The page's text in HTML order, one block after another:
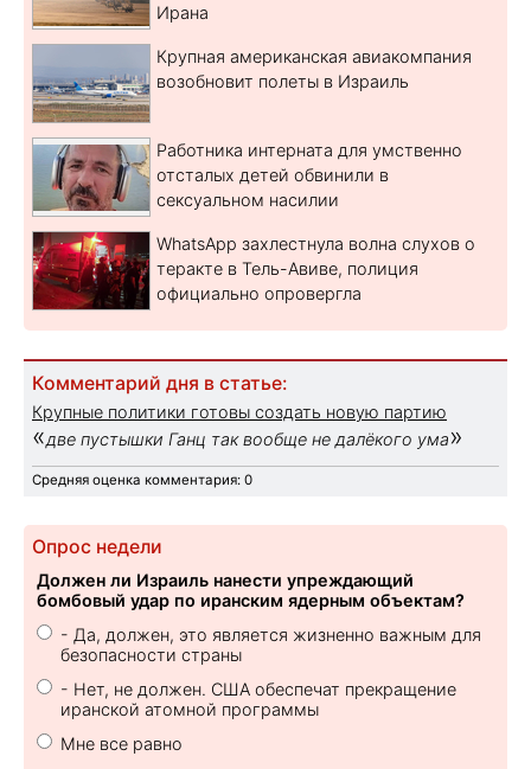
Ирана
Крупная американская авиакомпания
возобновит полеты в Израиль
Работника интерната для умственно
отсталых детей обвинили в
сексуальном насилии
WhatsApp захлестнула волна слухов о
теракте в Тель-Авиве, полиция
официально опровергла
Комментарий дня в статье:
Крупные политики готовы создать новую партию
«две пустышки Ганц так вообще не далёкого ума»
Средняя оценка комментария: 0
Опрос недели
Должен ли Израиль нанести упреждающий
бомбовый удар по иранским ядерным объектам?
- Да, должен, это является жизненно важным для
безопасности страны
- Нет, не должен. США обеспечат прекращение
иранской атомной программы
Мне все равно